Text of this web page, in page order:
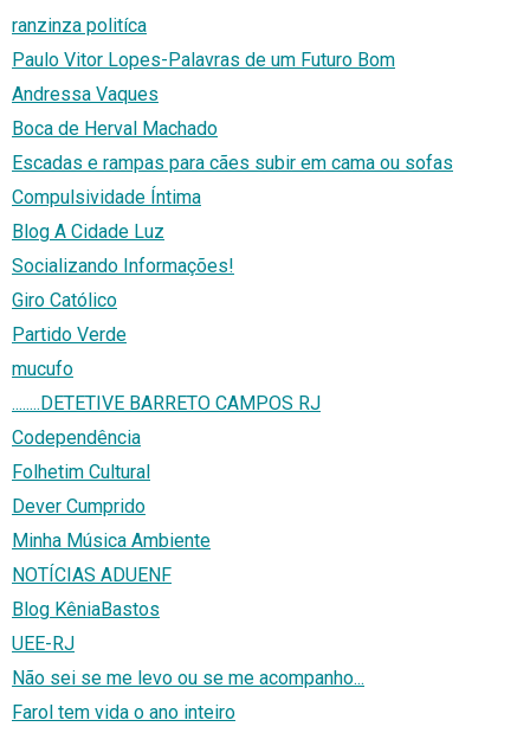
ranzinza politíca
Paulo Vitor Lopes-Palavras de um Futuro Bom
Andressa Vaques
Boca de Herval Machado
Escadas e rampas para cães subir em cama ou sofas
Compulsividade Íntima
Blog A Cidade Luz
Socializando Informações!
Giro Católico
Partido Verde
mucufo
........DETETIVE BARRETO CAMPOS RJ
Codependência
Folhetim Cultural
Dever Cumprido
Minha Música Ambiente
NOTÍCIAS ADUENF
Blog KêniaBastos
UEE-RJ
Não sei se me levo ou se me acompanho...
Farol tem vida o ano inteiro